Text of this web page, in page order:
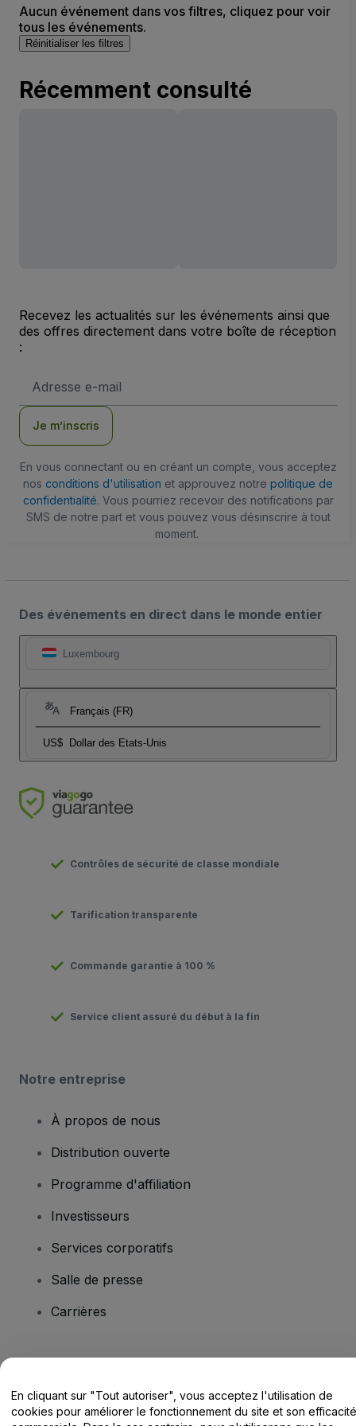
Aucun événement dans vos filtres, cliquez pour voir
tous les événements.
Réinitialiser les filtres
Récemment consulté
Recevez les actualités sur les événements ainsi que
des offres directement dans votre boîte de réception
:
e-
Je m’inscris
En vous connectant ou en créant un compte, vous acceptez
nos conditions d'utilisation et approuvez notre politique de
confidentialité. Vous pourriez recevoir des notifications par
SMS de notre part et vous pouvez vous désinscrire à tout
moment.
Des événements en direct dans le monde entier
Luxembourg
Français (FR)
US$ Dollar des Etats-Unis
Contrôles de sécurité de classe mondiale
Tarification transparente
Commande garantie à 100 %
Service client assuré du début à la fin
Notre entreprise
À propos de nous
Distribution ouverte
Programme d'affiliation
Investisseurs
Services corporatifs
Salle de presse
Carrières
Centre d'assistance / Nous contacter
En cliquant sur "Tout autoriser", vous acceptez l'utilisation de
cookies pour améliorer le fonctionnement du site et son efficacité